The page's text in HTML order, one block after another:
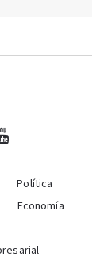
Política
Economía